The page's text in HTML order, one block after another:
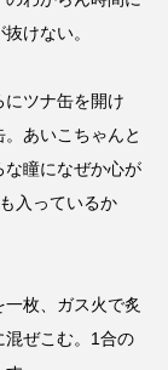
けない。
ツナ缶を開け
あいこちゃんと
な瞳になぜか心が
入っているか
枚、ガス火で炙
混ぜこむ。1合の